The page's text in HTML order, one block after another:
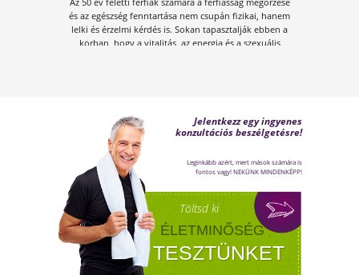
Amikor a hőmérséklet tartósan 30–35 °C fölé
emelkedik, szervezetünk hőszabályozó
rendszere komoly terhelés alá kerül.Tünetek,